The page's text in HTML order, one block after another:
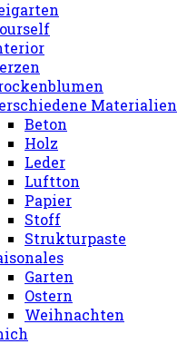
Materialien
Beton
Holz
Leder
Luftton
Papier
Stoff
Strukturpaste
Garten
Ostern
Weihnachten